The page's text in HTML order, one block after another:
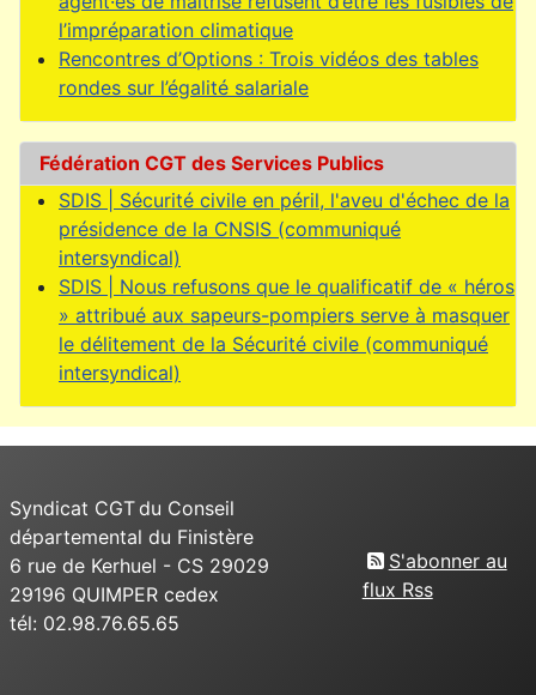
l’impréparation climatique
Rencontres d’Options : Trois vidéos des tables
rondes sur l’égalité salariale
Fédération CGT des Services Publics
SDIS | Sécurité civile en péril, l'aveu d'échec de la
présidence de la CNSIS (communiqué
intersyndical)
SDIS | Nous refusons que le qualificatif de « héros
» attribué aux sapeurs-pompiers serve à masquer
le délitement de la Sécurité civile (communiqué
intersyndical)
Syndicat CGT du Conseil
départemental du Finistère
6 rue de Kerhuel - CS 29029
29196 QUIMPER cedex
tél: 02.98.76.65.65
S'abonner au
flux Rss